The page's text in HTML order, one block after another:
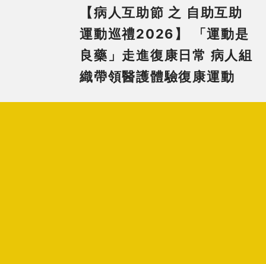
【病人互助節 之 自助互助
運動巡禮2026】 「運動是
良藥」走進復康日常 病人組
織帶領醫護體驗復康運動